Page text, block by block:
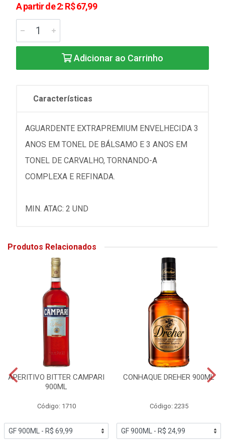
A partir de 2: R$ 67,99
Adicionar ao Carrinho
Características
AGUARDENTE EXTRAPREMIUM ENVELHECIDA 3
ANOS EM TONEL DE BÁLSAMO E 3 ANOS EM
TONEL DE CARVALHO, TORNANDO-A
COMPLEXA E REFINADA.
MIN. ATAC: 2 UND
Produtos Relacionados
APERITIVO BITTER CAMPARI
900ML
Código: 1710
CONHAQUE DREHER 900ML
Código: 2235